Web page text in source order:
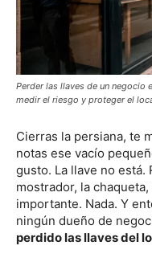
Perder las llaves de un negocio
medir el riesgo y proteger el
Cierras la persiana, te
notas ese vacío
gusto. La llave no está.
mostrador, la
importante. Nada. Y
ningún dueño de
perdido las llaves del